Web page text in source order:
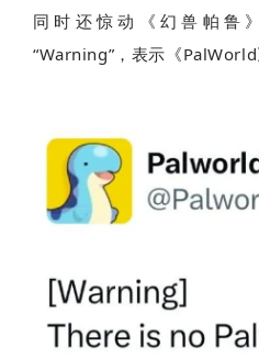
同时还惊动《幻兽帕鲁
“Warning”，表示《PalWorld